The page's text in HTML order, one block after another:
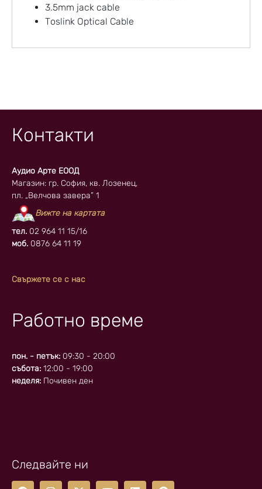
3.5mm jack cable
Toslink Optical Cable
Контакти
Аудио Арте ЕООД
Магазин: гр. София, кв. Лозенец,
пл. „Велчова завера” 1
Вижте на картата
тел. 02 964 11 15/16
моб. 0876 64 11 19
Свържете се с нас
Работно време
пон. - петък: 09:30 - 20:00
събота: 12:00 - 19:00
неделя: Почивен ден
Следвайте ни